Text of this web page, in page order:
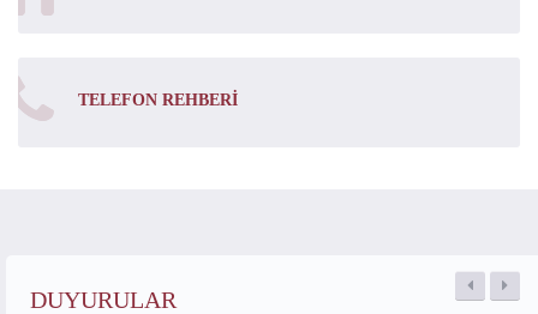
TELEFON REHBERI
DUYURULAR